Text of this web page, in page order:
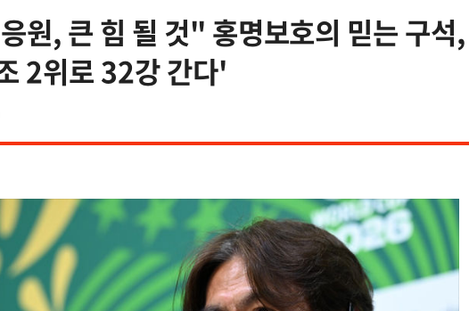
원, 큰 힘 될 것" 홍명보호의 믿는 구석
2위로 32강 간다'